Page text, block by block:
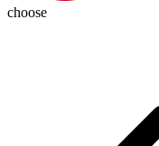
choose